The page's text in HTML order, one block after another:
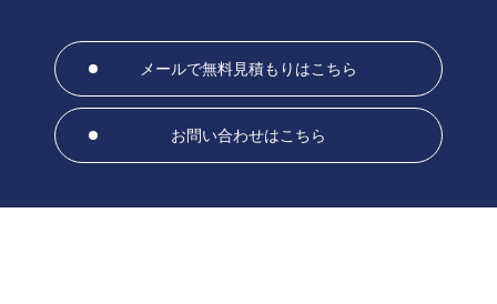
メールで無料見積もりはこちら
お問い合わせはこちら